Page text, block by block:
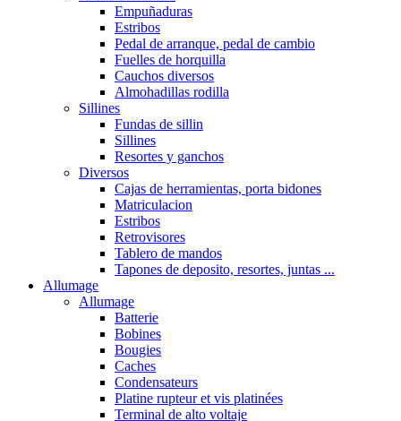
Empuñaduras
Estribos
Pedal de arranque, pedal de cambio
Fuelles de horquilla
Cauchos diversos
Almohadillas rodilla
Sillines
Fundas de sillin
Sillines
Resortes y ganchos
Diversos
Cajas de herramientas, porta bidones
Matriculacion
Estribos
Retrovisores
Tablero de mandos
Tapones de deposito, resortes, juntas ...
Allumage
Allumage
Batterie
Bobines
Bougies
Caches
Condensateurs
Platine rupteur et vis platinées
Terminal de alto voltaje